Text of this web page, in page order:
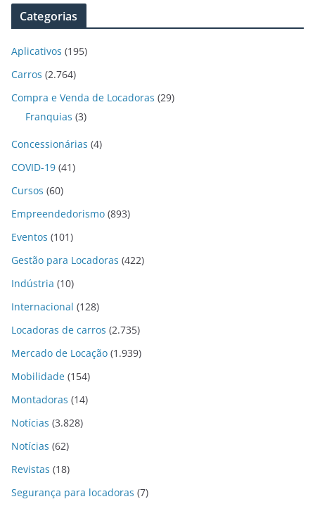
Categorias
Aplicativos (195)
Carros (2.764)
Compra e Venda de Locadoras (29)
Franquias (3)
Concessionárias (4)
COVID-19 (41)
Cursos (60)
Empreendedorismo (893)
Eventos (101)
Gestão para Locadoras (422)
Indústria (10)
Internacional (128)
Locadoras de carros (2.735)
Mercado de Locação (1.939)
Mobilidade (154)
Montadoras (14)
Notícias (3.828)
Notícias (62)
Revistas (18)
Segurança para locadoras (7)